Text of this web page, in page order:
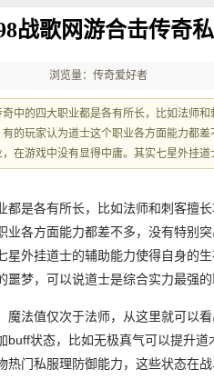
战歌网游合击传奇
浏览量：传奇爱好者
中的四大职业都是各有所长，比如法师
的玩家认为道士这个职业各方面能力都
在游戏中没有显得中庸。其实七星外挂道
都是各有所长，比如法师和刺客擅
业各方面能力都差不多，没有特别
星外挂道士的辅助能力使得自身的
噩梦，可以说道士是综合实力最强
魔法值仅次于法师，从这里就可以
buff状态，比如无极真气可以提升
热门私服理防御能力，这些状态在